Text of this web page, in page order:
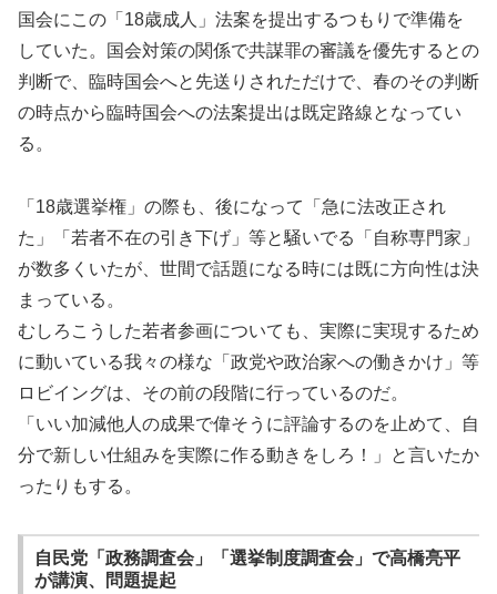
国会にこの「18歳成人」法案を提出するつもりで準備を
していた。国会対策の関係で共謀罪の審議を優先するとの
判断で、臨時国会へと先送りされただけで、春のその判断
の時点から臨時国会への法案提出は既定路線となってい
る。
「18歳選挙権」の際も、後になって「急に法改正され
た」「若者不在の引き下げ」等と騒いでる「自称専門家」
が数多くいたが、世間で話題になる時には既に方向性は決
まっている。
むしろこうした若者参画についても、実際に実現するため
に動いている我々の様な「政党や政治家への働きかけ」等
ロビイングは、その前の段階に行っているのだ。
「いい加減他人の成果で偉そうに評論するのを止めて、自
分で新しい仕組みを実際に作る動きをしろ！」と言いたか
ったりもする。
自民党「政務調査会」「選挙制度調査会」で高橋亮平
が講演、問題提起